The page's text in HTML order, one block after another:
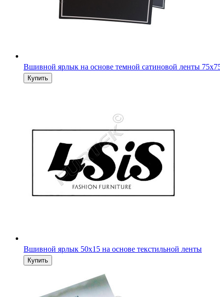
Вшивной ярлык на основе темной сатиновой ленты
Вшивной ярлык 50х15 на основе текстильной ленты